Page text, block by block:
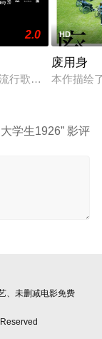
2.0
行歌手在为她的巡
HD
废用身
本作描绘
学生1926” 影评
、未删减电影免费